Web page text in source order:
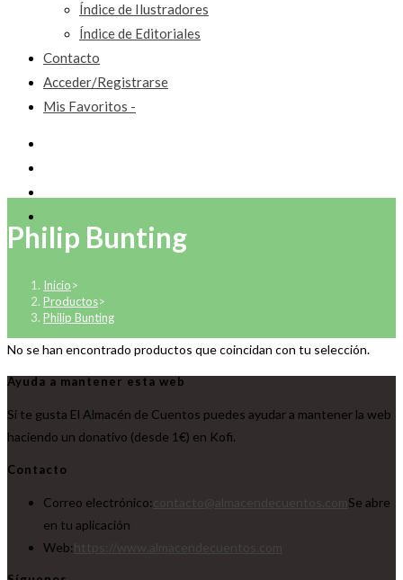
Índice de Ilustradores
Índice de Editoriales
Contacto
Acceder/Registrarse
Mis Favoritos -
Philip Bunting
Inicio>
Productos>
Philip Bunting
No se han encontrado productos que coincidan con tu selección.
Ayuda a mantener esta web
Si te gusta El Almacén de Cuentos puedes ayudar a mantener la web
haciendo un donativo (desde 1€) en Kofi.
Contacto
Correo electrónico:
Se abre
en tu aplicación
Web: